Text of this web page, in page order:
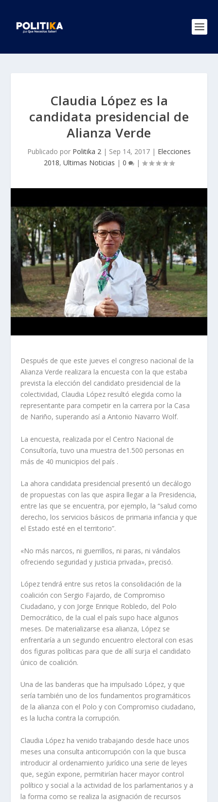
Claudia López es la
candidata presidencial de
Alianza Verde
Publicado por Politika 2 | Sep 14, 2017 | Elecciones
2018, Ultimas Noticias | 0 |
Después de que este jueves el congreso nacional de la
Alianza Verde realizara la encuesta con la que estaba
prevista la elección del candidato presidencial de la
colectividad, Claudia López resultó elegida como la
representante para competir en la carrera por la Casa
de Nariño, superando así a Antonio Navarro Wolf.
La encuesta, realizada por el Centro Nacional de
Consultoría, tuvo una muestra de1.500 personas en
más de 40 municipios del país .
La ahora candidata presidencial presentó un decálogo
de propuestas con las que aspira llegar a la Presidencia,
entre las que se encuentra, por ejemplo, la “salud como
derecho, los servicios básicos de primaria infancia y que
el Estado esté en el territorio”.
«No más narcos, ni guerrillos, ni paras, ni vándalos
ofreciendo seguridad y justicia privada», precisó.
López tendrá entre sus retos la consolidación de la
coalición con Sergio Fajardo, de Compromiso
Ciudadano, y con Jorge Enrique Robledo, del Polo
Democrático, de la cual el país supo hace algunos
meses. De materializarse esa alianza, López se
enfrentaría a un segundo encuentro electoral con esas
dos figuras políticas para que de allí surja el candidato
único de coalición.
Una de las banderas que ha impulsado López, y que
sería también uno de los fundamentos programáticos
de la alianza con el Polo y con Compromiso ciudadano,
es la lucha contra la corrupción.
Claudia López ha venido trabajando desde hace unos
meses una consulta anticorrupción con la que busca
introducir al ordenamiento jurídico una serie de leyes
que, según expone, permitirían hacer mayor control
político y social a la actividad de los parlamentarios y a
la forma como se realiza la asignación de recursos